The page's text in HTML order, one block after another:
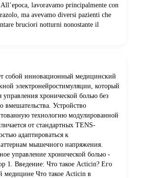
lavoravamo principalmente con
ma avevamo diversi pazienti che
bruciori notturni nonostante il
собой инновационный медицинский
электронейростимуляции, который
управления хронической болью без
вмешательства. Устройство
технологию модулированной
от стандартных TENS-
адаптироваться к
мышечного напряжения.
управление хронической болью -
1. Введение: Что такое Acticin? Его
медицине Что такое Acticin в